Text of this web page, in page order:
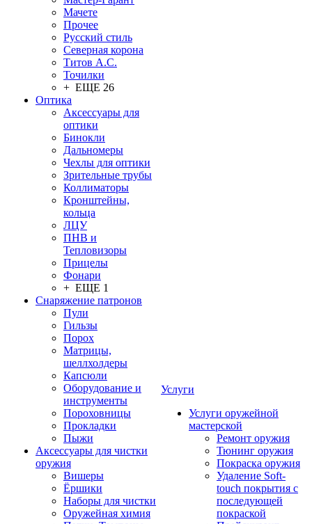
Мачете
Прочее
Русский стиль
Северная корона
Титов А.С.
Точилки
+ ЕЩЕ 26
Оптика
Аксессуары для
оптики
Бинокли
Дальномеры
Чехлы для оптики
Зрительные трубы
Коллиматоры
Кронштейны,
кольца
ЛЦУ
ПНВ и
Тепловизоры
Прицелы
Фонари
+ ЕЩЕ 1
Снаряжение патронов
Пули
Гильзы
Порох
Матрицы,
шеллхолдеры
Капсюли
Оборудование и
инструменты
Пороховницы
Прокладки
Пыжи
Аксессуары для чистки
оружия
Вишеры
Ёршики
Наборы для чистки
Оружейная химия
Услуги
Услуги оружейной
мастерской
Ремонт оружия
Тюнинг оружия
Покраска оружия
Удаление Soft-
touch покрытия с
последующей
покраской